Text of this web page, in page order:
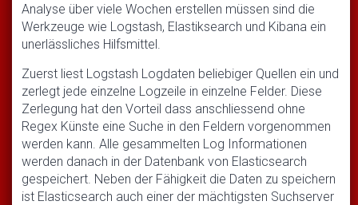
Analyse über viele Wochen erstellen müssen sind die
Werkzeuge wie Logstash, Elastiksearch und Kibana ein
unerlässliches Hilfsmittel.
Zuerst liest Logstash Logdaten beliebiger Quellen ein und
zerlegt jede einzelne Logzeile in einzelne Felder. Diese
Zerlegung hat den Vorteil dass anschliessend ohne
Regex Künste eine Suche in den Feldern vorgenommen
werden kann. Alle gesammelten Log Informationen
werden danach in der Datenbank von Elasticsearch
gespeichert. Neben der Fähigkeit die Daten zu speichern
ist Elasticsearch auch einer der mächtigsten Suchserver